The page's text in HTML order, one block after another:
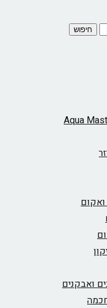
חיפוש
ואבקנים